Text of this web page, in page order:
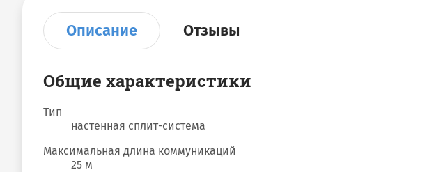
Описание Отзывы
Общие характеристики
Тип
настенная сплит-система
Максимальная длина коммуникаций
25 м